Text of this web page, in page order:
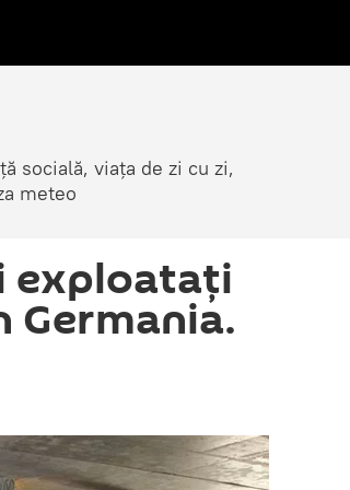
socială, viața de zi cu zi,
meteo
exploatați
Germania.